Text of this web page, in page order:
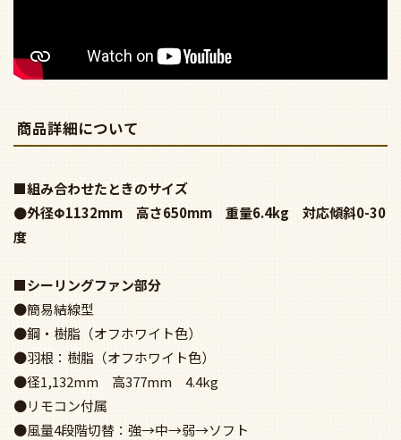
商品詳細について
■組み合わせたときのサイズ
●外径Φ1132mm 高さ650mm 重量6.4kg 対応傾斜0-30
度
■シーリングファン部分
●簡易結線型
●鋼・樹脂（オフホワイト色）
●羽根：樹脂（オフホワイト色）
●径1,132mm 高377mm 4.4kg
●リモコン付属
●風量4段階切替：強→中→弱→ソフト